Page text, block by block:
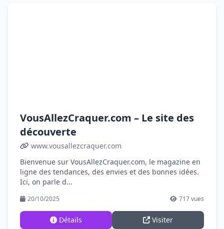
VousAllezCraquer.com – Le site des
découverte
www.vousallezcraquer.com
Bienvenue sur VousAllezCraquer.com, le magazine en
ligne des tendances, des envies et des bonnes idées.
Ici, on parle d...
20/10/2025 717 vues
Détails Visiter